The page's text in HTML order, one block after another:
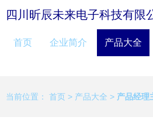
四川昕辰未来电子科技有限
首页 企业简介 产品大全
当前位置： 首页 > 产品大全 > 产品经理